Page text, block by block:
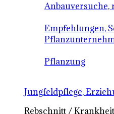
Anbauversuche,
Empfehlungen,
Pflanzung
Jungfeldpflege,
Rebschnitt /